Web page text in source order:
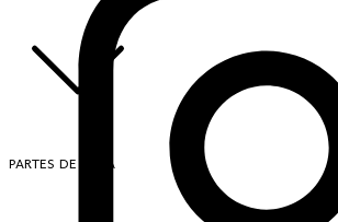
PARTES DE CIMA